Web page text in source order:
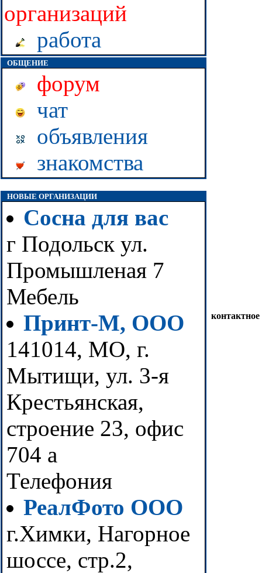
организаций
работа
ОБЩЕНИЕ
форум
чат
объявления
знакомства
НОВЫЕ ОРГАНИЗАЦИИ
Сосна для вас
г Подольск ул.
Промышленая 7
Мебель
Принт-М, ООО
141014, МО, г.
Мытищи, ул. 3-я
Крестьянская,
строение 23, офис
704 а
Телефония
РеалФото ООО
г.Химки, Нагорное
шоссе, стр.2,